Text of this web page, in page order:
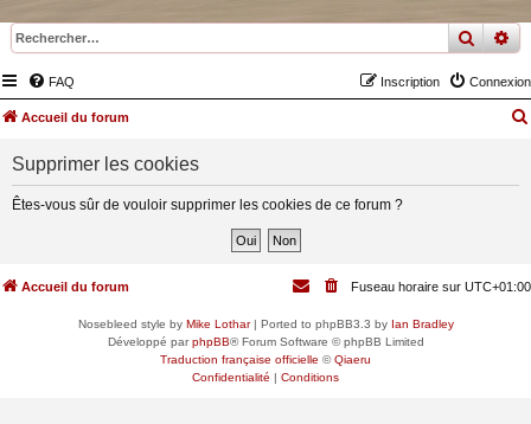
FAQ Connexion
Inscription
Accueil du forum
Supprimer les cookies
Êtes-vous sûr de vouloir supprimer les cookies de ce forum ?
Accueil du forum Fuseau horaire sur UTC+01:00
Nosebleed style by Mike Lothar| Ported to phpBB3.3 by Ian Bradley
Développé parphpBB® Forum Software © phpBB Limited
Traduction française officielle ©Qiaeru
Confidentialité | Conditions